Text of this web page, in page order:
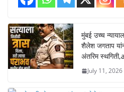
मुंबई उच्च
शैलेश जगताप
अंतरिम
July 11, 2026